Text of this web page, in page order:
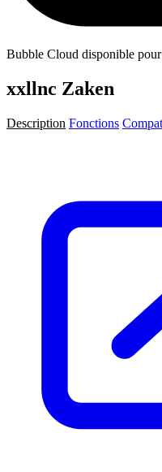
Bubble Cloud disponible
xxllnc Zaken
Description Fonctions